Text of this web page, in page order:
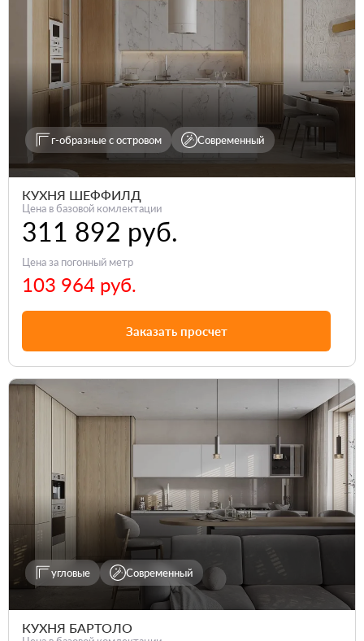
г-образные с островом Современный
КУХНЯ ШЕФФИЛД
Цена в базовой комлектации
311 892 руб.
Цена за погонный метр
103 964 руб.
Заказать просчет
угловые Современный
КУХНЯ БАРТОЛО